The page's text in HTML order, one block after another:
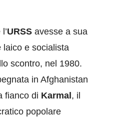
URSS avesse a sua
laico e socialista
scontro, nel 1980.
in Afghanistan
fianco di Karmal , il
popolare